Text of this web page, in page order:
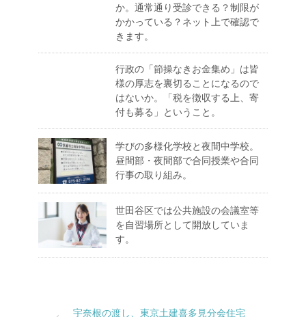
か。通常通り受診できる？制限が
かかっている？ネット上で確認で
きます。
行政の「節操なきお金集め」は皆
様の厚志を裏切ることになるので
はないか。「税を徴収する上、寄
付も募る」ということ。
学びの多様化学校と夜間中学校。
昼間部・夜間部で合同授業や合同
行事の取り組み。
世田谷区では公共施設の会議室等
を自習場所として開放していま
す。
宇奈根の渡し、東京土建喜多見分会住宅